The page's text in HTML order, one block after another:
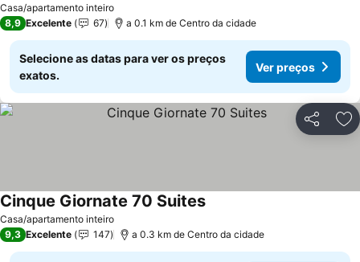
Casa/apartamento inteiro
8,9 Excelente 67 a 0.1 km de Centro da cidade
Selecione as datas para ver os preços
exatos.
Ver preços
Partilhar
Casa/apartamento inteiro
Cinque Giornate 70 Suites
9,3 Excelente 147 a 0.3 km de Centro da cidade